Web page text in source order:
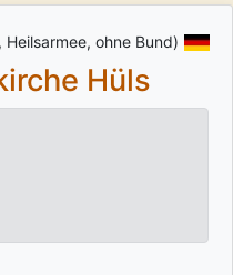
Heilsarmee, ohne Bund)
Hüls